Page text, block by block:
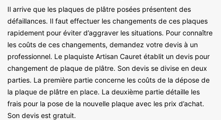
Il arrive que les plaques de plâtre posées présentent des
défaillances. Il faut effectuer les changements de ces plaques
rapidement pour éviter d’aggraver les situations. Pour connaître
les coûts de ces changements, demandez votre devis à un
professionnel. Le plaquiste Artisan Cauret établit un devis pour
changement de plaque de plâtre. Son devis se divise en deux
parties. La première partie concerne les coûts de la dépose de
la plaque de plâtre en place. La deuxième partie détaille les
frais pour la pose de la nouvelle plaque avec les prix d’achat.
Son devis est gratuit.